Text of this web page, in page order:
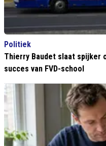
Politiek
Thierry Baudet slaat spijker
succes van FVD-school